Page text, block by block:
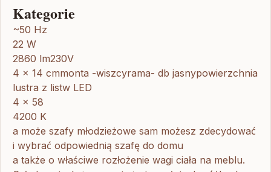
Kategorie
~50 Hz
22 W
2860 lm230V
4 x 14 cmmonta -wiszcyrama- db jasnypowierzchnia
lustra z listw LED
4 x 58
4200 K
a może szafy młodzieżowe sam możesz zdecydować
i wybrać odpowiednią szafę do domu
a także o właściwe rozłożenie wagi ciała na meblu.